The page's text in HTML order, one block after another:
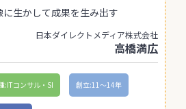
生かして成果を生み出す
日本ダイレクトメディア株式会社
高橋満広
:ITコンサル・SI 創立:11〜14年